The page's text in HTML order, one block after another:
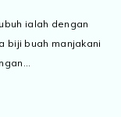
ialah dengan
biji buah manjakani